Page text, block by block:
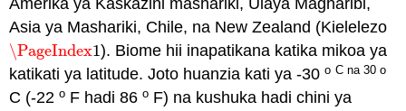
Amerika ya Kaskazini mashariki, Ulaya Magharibi,
Asia ya Mashariki, Chile, na New Zealand (Kielelezo
\PageIndex1
\PageIndex1). Biome hii inapatikana katika mikoa ya
katikati ya latitude. Joto huanzia kati ya -30o C na 30 o
C (-22o F hadi 86o F) na kushuka hadi chini ya